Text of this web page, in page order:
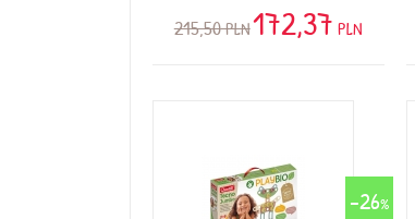
215,50PLN172,37 PLN
-26%